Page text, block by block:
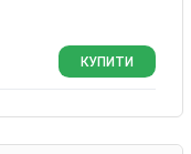
КУПИТИ